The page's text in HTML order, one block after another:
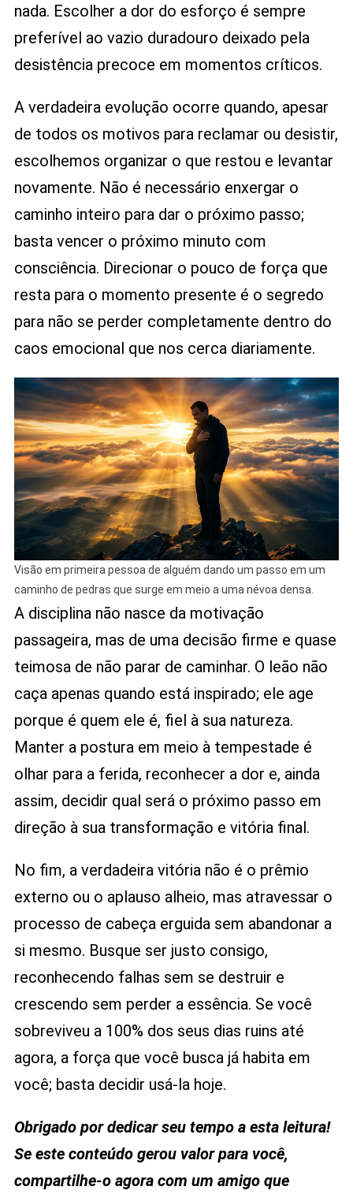
nada. Escolher a dor do esforço é sempre
preferível ao vazio duradouro deixado pela
desistência precoce em momentos críticos.
A verdadeira evolução ocorre quando, apesar
de todos os motivos para reclamar ou desistir,
escolhemos organizar o que restou e levantar
novamente. Não é necessário enxergar o
caminho inteiro para dar o próximo passo;
basta vencer o próximo minuto com
consciência. Direcionar o pouco de força que
resta para o momento presente é o segredo
para não se perder completamente dentro do
caos emocional que nos cerca diariamente.
Visão em primeira pessoa de alguém dando um passo em um
caminho de pedras que surge em meio a uma névoa densa.
A disciplina não nasce da motivação
passageira, mas de uma decisão firme e quase
teimosa de não parar de caminhar. O leão não
caça apenas quando está inspirado; ele age
porque é quem ele é, fiel à sua natureza.
Manter a postura em meio à tempestade é
olhar para a ferida, reconhecer a dor e, ainda
assim, decidir qual será o próximo passo em
direção à sua transformação e vitória final.
No fim, a verdadeira vitória não é o prêmio
externo ou o aplauso alheio, mas atravessar o
processo de cabeça erguida sem abandonar a
si mesmo. Busque ser justo consigo,
reconhecendo falhas sem se destruir e
crescendo sem perder a essência. Se você
sobreviveu a 100% dos seus dias ruins até
agora, a força que você busca já habita em
você; basta decidir usá-la hoje.
Obrigado por dedicar seu tempo a esta leitura!
Se este conteúdo gerou valor para você,
compartilhe-o agora com um amigo que